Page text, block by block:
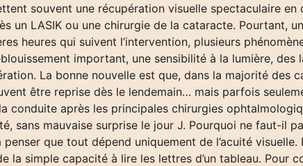
souvent une récupération visuelle spectaculaire
un LASIK ou une chirurgie de la cataracte. Pourtant,
heures qui suivent l’intervention, plusieurs
important, une sensibilité à la lumière, des
La bonne nouvelle est que, dans la majorité
être reprise dès le lendemain… mais parfois
conduite après les principales chirurgies
sans mauvaise surprise le jour J. Pourquoi ne faut-il
que tout dépend uniquement de l’acuité
la simple capacité à lire les lettres d’un tableau. Pour